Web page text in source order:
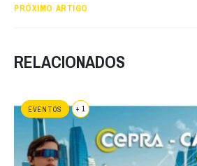
PRÓXIMO ARTIGO
RELACIONADOS
EVENTOS + 1